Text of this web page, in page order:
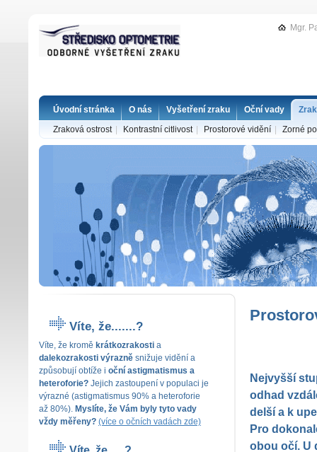
Nejvyšší
odhad
delší a k
Pro
obou očí. U
Víte, že.......?
Víte, že kromě krátkozrakosti a
dalekozrakosti výrazně snižuje vidění a
způsobují obtíže i oční astigmatismus a
heteroforie? Jejich zastoupení v populaci je
výrazné (astigmatismus 90% a heteroforie
až 80%). Myslíte, že Vám byly tyto vady
vždy měřeny? (více o očních vadách zde)
Úvodní stránka O nás Vyšetření zraku Oční vady
Zraková ostrost
Kontrastní citlivost Prostorové vidění Zorné
Mgr.